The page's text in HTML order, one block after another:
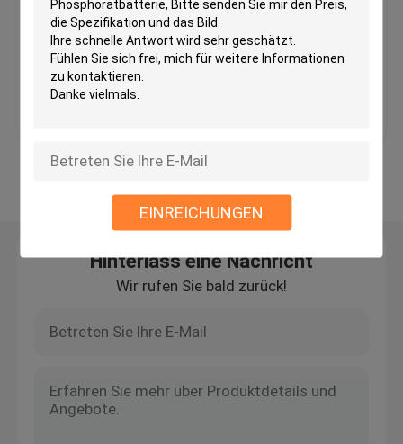
EINREICHUNGEN
weg vom Gitterinverter
Tiefe Zyklus-Lithium-Batterie
Batterie des Gels 12V
Mono-PV-Platten
150Ah 200Ah 250Ah Deep Cycle
MOQ：PC 1
Preis：Face to face
Bestpreis
Hinterlass eine Nachricht
Wir rufen Sie bald zurück!